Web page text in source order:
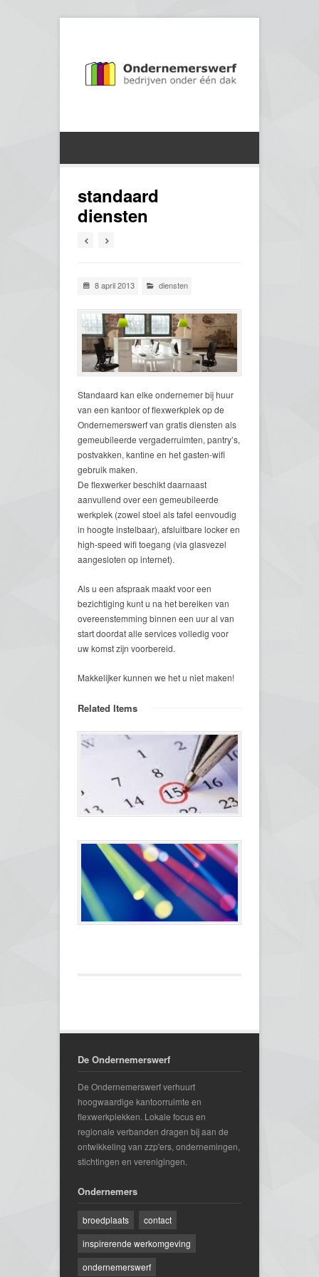
standaard
diensten
8 april 2013 diensten
Standaard kan elke ondernemer bij huur
van een kantoor of flexwerkplek op de
Ondernemerswerf van gratis diensten als
gemeubileerde vergaderruimten, pantry’s,
postvakken, kantine en het gasten-wifi
gebruik maken.
De flexwerker beschikt daarnaast
aanvullend over een gemeubileerde
werkplek (zowel stoel als tafel eenvoudig
in hoogte instelbaar), afsluitbare locker en
high-speed wifi toegang (via glasvezel
aangesloten op internet).
Als u een afspraak maakt voor een
bezichtiging kunt u na het bereiken van
overeenstemming binnen een uur al van
start doordat alle services volledig voor
uw komst zijn voorbereid.
Makkelijker kunnen we het u niet maken!
Related Items
De Ondernemerswerf
De Ondernemerswerf verhuurt
hoogwaardige kantoorruimte en
flexwerkplekken. Lokale focus en
regionale verbanden dragen bij aan de
ontwikkeling van zzp'ers, ondernemingen,
stichtingen en verenigingen.
Ondernemers
broedplaats
contact
inspirerende werkomgeving
ondernemerswerf